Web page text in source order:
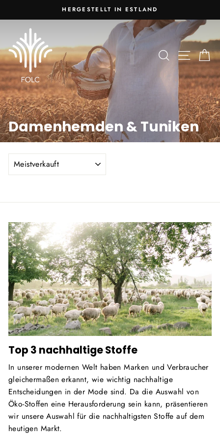
Inhalt
springen
Diashow
anhalten
HERGESTELLT IN ESTLAND
SUCHEN
Damenhemden & Tuniken
Top 3 nachhaltige Stoffe
In unserer modernen Welt haben Marken und Verbraucher
gleichermaßen erkannt, wie wichtig nachhaltige
Entscheidungen in der Mode sind. Da die Auswahl von
Öko-Stoffen eine Herausforderung sein kann, präsentieren
wir unsere Auswahl für die nachhaltigsten Stoffe auf dem
heutigen Markt.